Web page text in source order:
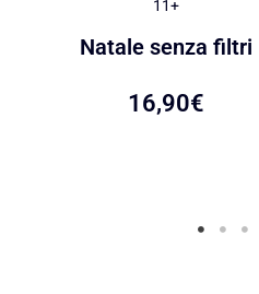
11+
Natale senza filtri
16,90€